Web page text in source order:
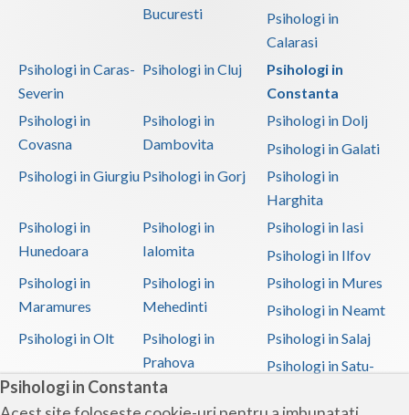
Psihologi in Constanta
Bucuresti
Psihologi in
Calarasi
Psihologi in Caras-
Severin
Psihologi in Cluj
Psihologi in
Constanta
Psihologi in
Covasna
Psihologi in
Dambovita
Psihologi in Dolj
Psihologi in Galati
Psihologi in Giurgiu Psihologi in Gorj
Psihologi in
Harghita
Psihologi in
Hunedoara
Psihologi in
Ialomita
Psihologi in Iasi
Psihologi in Ilfov
Psihologi in
Maramures
Psihologi in
Mehedinti
Psihologi in Mures
Psihologi in Neamt
Psihologi in Olt
Psihologi in
Prahova
Psihologi in Salaj
Psihologi in Satu-